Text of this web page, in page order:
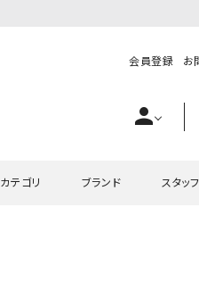
会員登録 お
person
カテゴリ ブランド スタッ